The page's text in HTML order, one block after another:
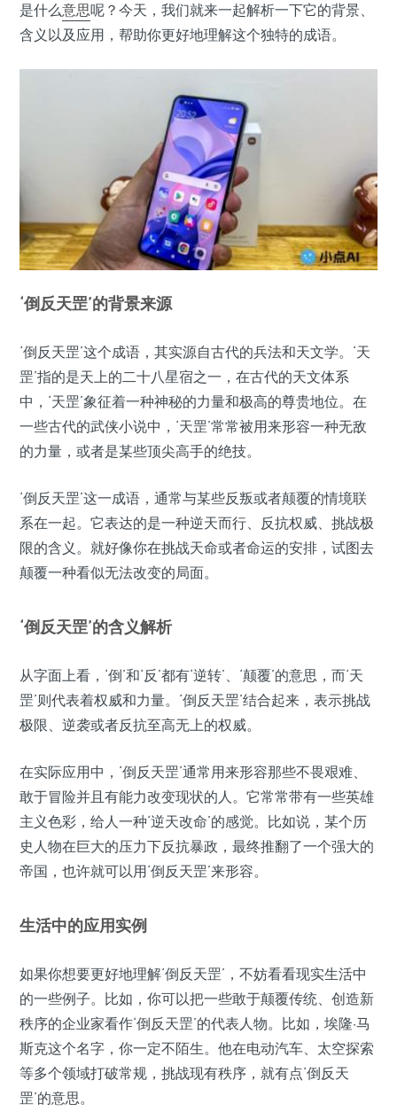
是什么意思呢？今天，我们就来一起解析一下它的背景、
含义以及应用，帮助你更好地理解这个独特的成语。
‘倒反天罡’的背景来源
‘倒反天罡’这个成语，其实源自古代的兵法和天文学。‘天
罡’指的是天上的二十八星宿之一，在古代的天文体系
中，‘天罡’象征着一种神秘的力量和极高的尊贵地位。在
一些古代的武侠小说中，‘天罡’常常被用来形容一种无敌
的力量，或者是某些顶尖高手的绝技。
‘倒反天罡’这一成语，通常与某些反叛或者颠覆的情境联
系在一起。它表达的是一种逆天而行、反抗权威、挑战极
限的含义。就好像你在挑战天命或者命运的安排，试图去
颠覆一种看似无法改变的局面。
‘倒反天罡’的含义解析
从字面上看，‘倒’和‘反’都有‘逆转’、‘颠覆’的意思，而‘天
罡’则代表着权威和力量。‘倒反天罡’结合起来，表示挑战
极限、逆袭或者反抗至高无上的权威。
在实际应用中，‘倒反天罡’通常用来形容那些不畏艰难、
敢于冒险并且有能力改变现状的人。它常常带有一些英雄
主义色彩，给人一种‘逆天改命’的感觉。比如说，某个历
史人物在巨大的压力下反抗暴政，最终推翻了一个强大的
帝国，也许就可以用‘倒反天罡’来形容。
生活中的应用实例
如果你想要更好地理解‘倒反天罡’，不妨看看现实生活中
的一些例子。比如，你可以把一些敢于颠覆传统、创造新
秩序的企业家看作‘倒反天罡’的代表人物。比如，埃隆·马
斯克这个名字，你一定不陌生。他在电动汽车、太空探索
等多个领域打破常规，挑战现有秩序，就有点‘倒反天
罡’的意思。